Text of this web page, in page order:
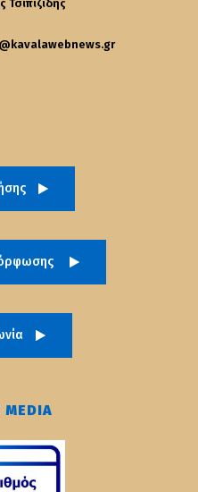
MEDIA